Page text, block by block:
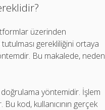
üzerinden
gerekliliğini ortaya
Bu makalede, neden
yöntemidir. İşlem
kod, kullanıcının gerçek